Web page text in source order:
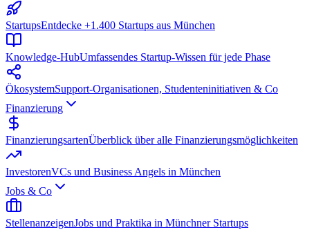
StartupsEntdecke +1.400 Startups aus München
Knowledge-HubUmfassendes Startup-Wissen für jede Phase
ÖkosystemSupport-Organisationen, Studenteninitiativen & Co
Finanzierung
FinanzierungsartenÜberblick über alle Finanzierungsmöglichkeiten
InvestorenVCs und Business Angels in München
Jobs & Co
StellenanzeigenJobs und Praktika in Münchner Startups